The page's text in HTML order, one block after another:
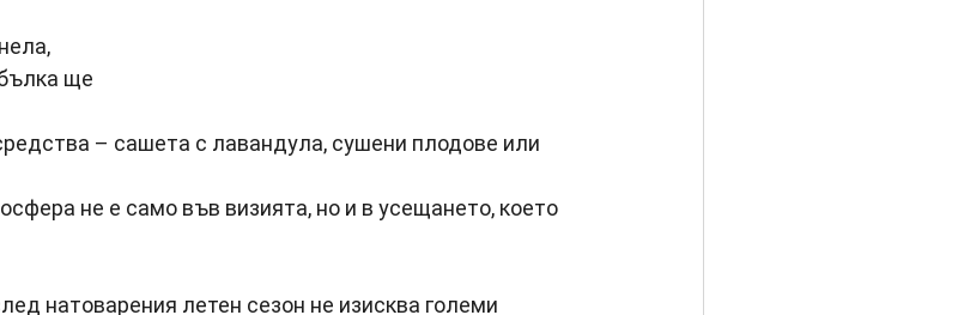
ще
– сашета с лавандула, сушени плодове или
не е само във визията, но и в усещането, което
натоварения летен сезон не изисква големи